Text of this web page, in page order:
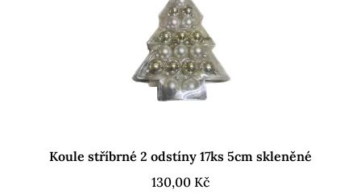
Koule stříbrné 2 odstíny 17ks 5cm skleněné
130,00 Kč